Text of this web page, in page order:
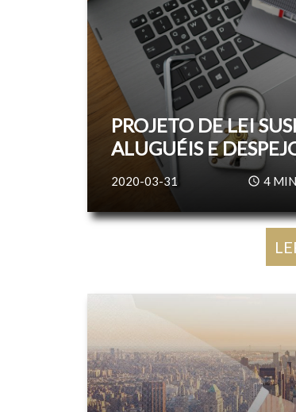
PROJETO DE LEI
ALUGUÉIS E
2020-03-31 4